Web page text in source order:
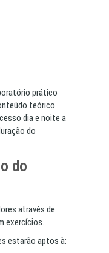
prático
teórico
dia e noite a
do
do
através de
exercícios.
estarão aptos à: